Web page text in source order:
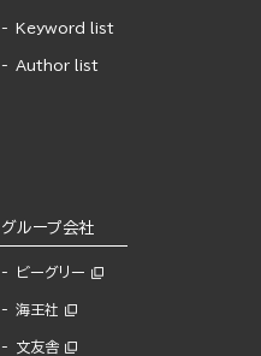
Keyword list
Author list
グループ会社
ビーグリー
海王社
文友舎